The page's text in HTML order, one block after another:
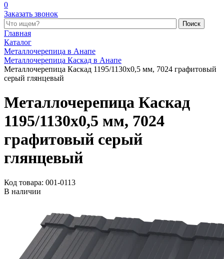
0
Заказать звонок
Поиск по каталогу
Главная
Каталог
Металлочерепица в Анапе
Металлочерепица Каскад в Анапе
Металлочерепица Каскад 1195/1130x0,5 мм, 7024 графитовый
серый глянцевый
Металлочерепица Каскад
1195/1130x0,5 мм, 7024
графитовый серый
глянцевый
Код товара: 001-0113
В наличии